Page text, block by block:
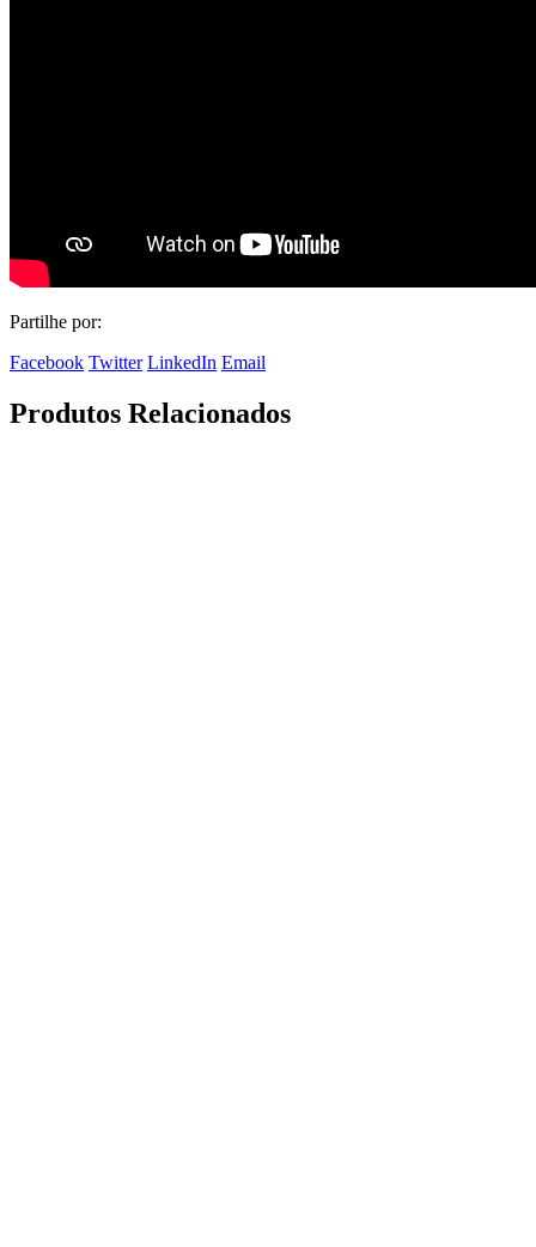
Partilhe por:
Facebook Twitter LinkedIn Email
Produtos Relacionados